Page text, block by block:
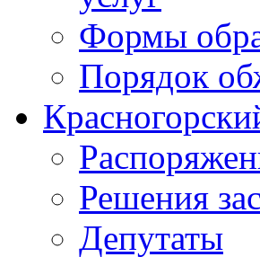
Формы
Порядок
Решения
Депутаты